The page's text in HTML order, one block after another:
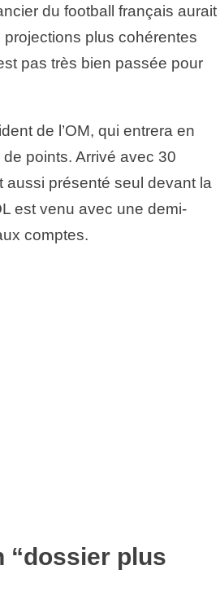
du football français aurait
projections plus cohérentes
pas très bien passée pour
de l’OM, qui entrera en
points. Arrivé avec 30
aussi présenté seul devant la
est venu avec une demi-
comptes.
“dossier plus